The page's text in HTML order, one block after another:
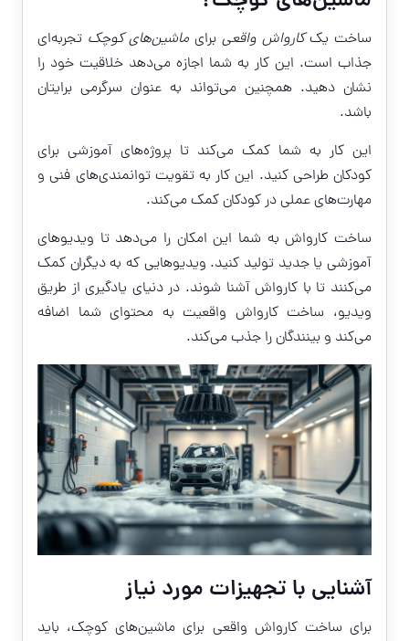
ساخت یککارواش واقعی برای ماشین‌های کوچک تجربه‌ای
جذاب است. این کار به شما اجازه می‌دهد خلاقیت خود را
نشان دهید. همچنین می‌تواند به عنوان سرگرمی برایتان
باشد.
این کار به شما کمک می‌کند تا پروژه‌های آموزشی برای
کودکان طراحی کنید. این کار به تقویت توانمندی‌های فنی و
مهارت‌های عملی در کودکان کمک می‌کند.
ساخت کارواش به شما این امکان را می‌دهد تا ویدیوهای
آموزشی یا جدید تولید کنید. ویدیوهایی که به دیگران کمک
می‌کنند تا با کارواش آشنا شوند. در دنیای یادگیری از طریق
ویدیو، ساخت کارواش واقعیت به محتوای شما اضافه
می‌کند و بینندگان را جذب می‌کند.
آشنایی با تجهیزات مورد نیاز
برای ساخت کارواش واقعی برای ماشین‌های کوچک، باید